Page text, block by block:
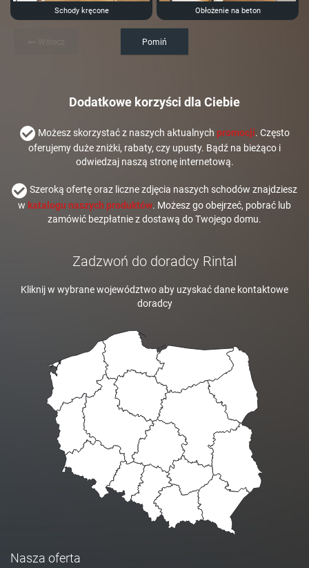
Schody kręcone Obłożenie na beton
Pomiń
Dodatkowe korzyści dla Ciebie
Możesz skorzystać z naszych aktualnych promocji. Często
oferujemy duże zniżki, rabaty, czy upusty. Bądź na bieżąco i
odwiedzaj naszą stronę internetową.
Szeroką ofertę oraz liczne zdjęcia naszych schodów znajdziesz
w katalogu naszych produktów. Możesz go obejrzeć, pobrać lub
zamówić bezpłatnie z dostawą do Twojego domu.
Zadzwoń do doradcy Rintal
Kliknij w wybrane województwo aby uzyskać dane kontaktowe
doradcy
Nasza oferta